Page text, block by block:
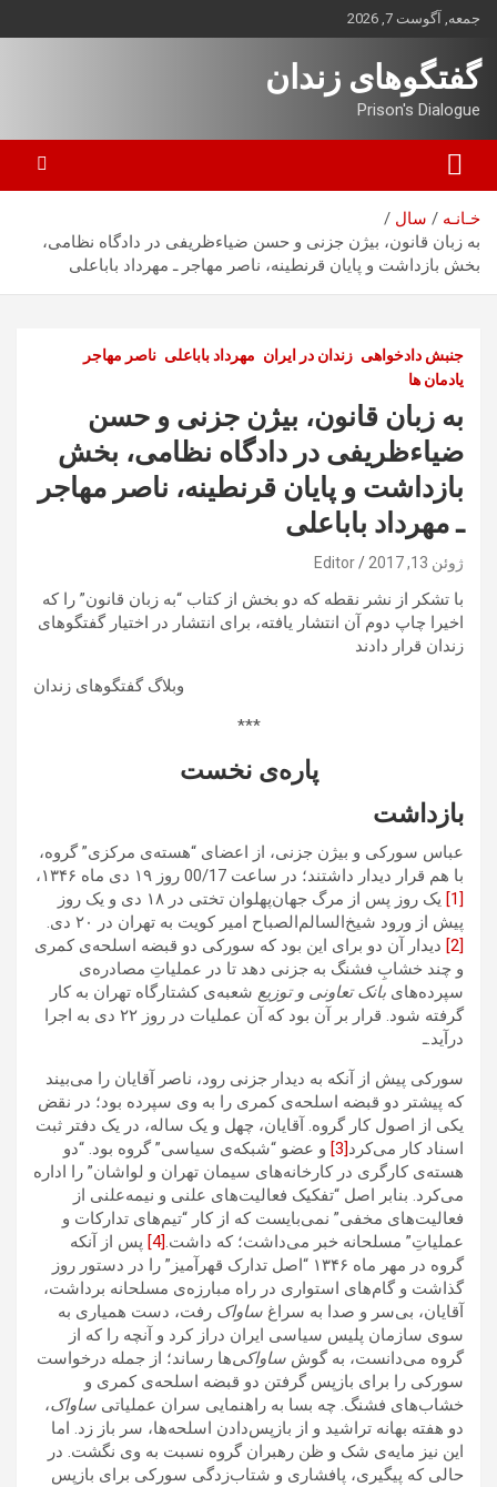
بروید
جمعه, آگوست 7, 2026
گفتگوهای زندان
Prison's Dialogue
خـانـه
سال
به زبان قانون، بیژن جزنی و حسن ضیاءظریفی در دادگاه نظامی،
بخش بازداشت و پایان قرنطینه، ناصر مهاجر ـ مهرداد باباعلی
جنبش دادخواهی زندان در ایران مهرداد باباعلی ناصر مهاجر
یادمان ها
به زبان قانون، بیژن جزنی و حسن
ضیاءظریفی در دادگاه نظامی، بخش
بازداشت و پایان قرنطینه، ناصر مهاجر
ـ مهرداد باباعلی
ژوئن 13, 2017 Editor
با تشکر از نشر نقطه که دو بخش از کتاب “به زبان قانون” را که
اخیرا چاپ دوم آن انتشار یافته، برای انتشار در اختیار گفتگوهای
زندان قرار دادند
وبلاگ گفتگوهای زندان
***
پاره‌ی نخست
بازداشت
عباس سورکی و بیژن جزنی، از اعضای “هسته‌ی مرکزی” گروه،
با هم قرار دیدار‌ داشتند؛ در ساعت 00/17 روز ۱۹ دی ماه ۱۳۴۶،
[1]
یک روز پس از مرگ جهان‌پهلوان تختی در ۱۸ دی و یک روز
پیش از ورود شیخ‌السالم‌الصباح امیر کویت به تهران در ۲۰ دی.
[2]
دیدار آن دو برای این بود که سورکی دو قبضه اسلحه‌ی کمری
و چند خشابِ فشنگ به جزنی دهد تا در عملیاتِ مصادره‌ی
سپرده‌های بانک تعاونی و توزیع شعبه‌ی کشتارگاه تهران به کار
گرفته شود. قرار بر آن بود که آن عملیات در روز ۲۲ دی به اجرا
درآید.ـ
سورکی پیش از آنکه به دیدار جزنی رود، ناصر آقایان را می‌بیند
که پیشتر دو قبضه اسلحه‌ی کمری را به وی سپرده بود؛ در نقض
یکی از اصول کار گروه. آقایان، چهل و یک ساله، در یک دفتر ثبت
اسناد کار می‌کرد[3]
و عضو “شبکه‌ی سیاسی” گروه بود. “دو
هسته‌ی کارگری در کارخانه‌های سیمان تهران و لواشان” را اداره
می‌کرد. بنابر اصل “تفکیک فعالیت‌های علنی و نیمه‌علنی از
فعالیت‌های مخفی” نمی‌بایست که از کار “تیم‌های تدارکات و
عملیاتِ” مسلحانه خبر می‌داشت؛ که داشت.[4]
پس از آنکه
گروه در مهر ماه ۱۳۴۶ “اصل تدارک قهرآمیز” را در دستور روز
گذاشت و گام‌های استواری در راه مبارزه‌ی مسلحانه برداشت،
آقایان، بی‌سر و صدا به سراغ ساواک رفت، دست همیاری به
سوی سازمان پلیس سیاسی ایران دراز کرد و آنچه را که از
گروه می‌دانست، به گوش ساواکی‌ها رساند؛ از جمله درخواست
سورکی را برای باز‌پس گرفتن دو قبضه اسلحه‌ی کمری و
خشاب‌های فشنگ. چه بسا به راهنمایی سران عملیاتی ساواک،
دو هفته بهانه‌ ‌تراشید و از بازپس‌دادن اسلحه‌ها، سر باز زد. اما
این نیز مایه‌ی شک و ظن رهبران گروه نسبت به وی نگشت. در
حالی که پیگیری، پافشاری و شتاب‌زدگی سورکی برای بازپس